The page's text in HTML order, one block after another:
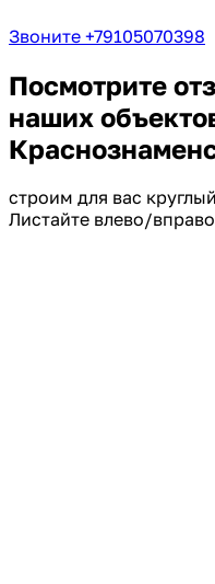
Звоните +79105070398
Посмотрите
наших
строим для вас
Листайте влево/вправо